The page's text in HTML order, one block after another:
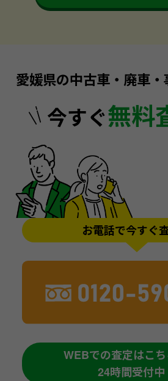
愛媛県の中古車・廃車
今すぐ無料
お電話で今すぐ
WEBでの査定はこち
24時間受付中